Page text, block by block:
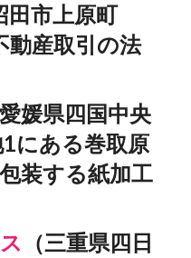
田市上原町
動産取引の法
愛媛県四国中央
にある巻取原
装する紙加工
（三重県四日